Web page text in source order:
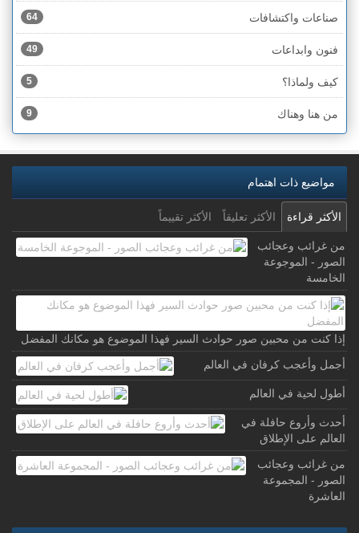
صناعات واكتشافات 64
فنون وابداعات 49
كيف ولماذا؟ 5
من هنا وهناك 9
مواضيع ذات اهتمام
الأكثر قراءة الأكثر تعليقاً الأكثر تقييماً
من غرائب وعجائب
الصور - الموجوعة
الخامسة
إذا كنت من محبين صور حوادث السير فهذا الموضوع هو مكانك المفضل
أجمل وأعجب كرفان في العالم
أطول لحية في العالم
أحدث وأروع حافلة في
العالم على الإطلاق
من غرائب وعجائب
الصور - المجموعة
العاشرة